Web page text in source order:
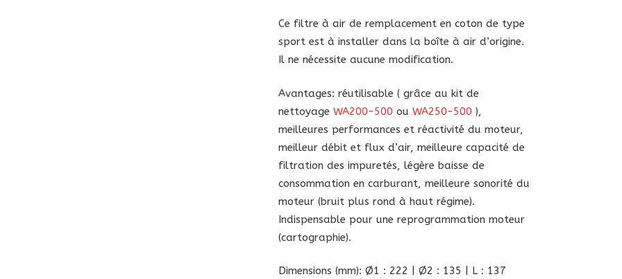
Ce filtre à air de remplacement en coton de type
sport est à installer dans la boîte à air d’origine.
Il ne nécessite aucune modification.
Avantages: réutilisable ( grâce au kit de
nettoyageWA200-500 ouWA250-500 ),
meilleures performances et réactivité du moteur,
meilleur débit et flux d’air, meilleure capacité de
filtration des impuretés, légère baisse de
consommation en carburant, meilleure sonorité du
moteur (bruit plus rond à haut régime).
Indispensable pour une reprogrammation moteur
(cartographie).
Dimensions (mm): Ø1 : 222 | Ø2 : 135 | L : 137